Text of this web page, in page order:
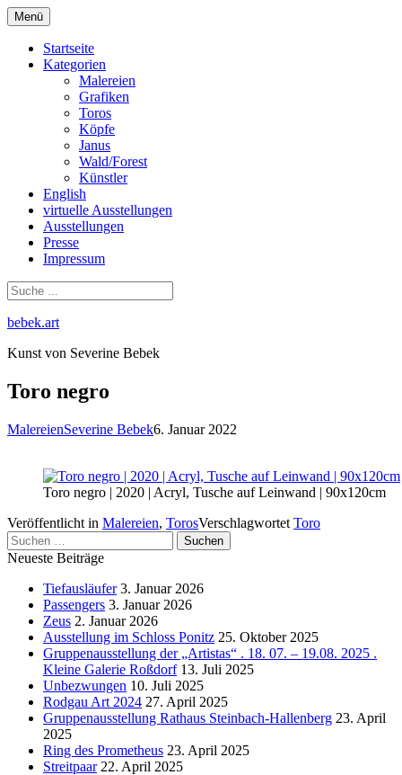
Zum
Inhalt
springen
Menü
Startseite
Kategorien
Malereien
Grafiken
Toros
Köpfe
Janus
Wald/Forest
Künstler
English
virtuelle Ausstellungen
Ausstellungen
Presse
Impressum
bebek.art
Kunst von Severine Bebek
Toro negro
MalereienSeverine Bebek6. Januar 2022
Toro negro | 2020 | Acryl, Tusche auf Leinwand | 90x120cm
Veröffentlicht in Malereien, TorosVerschlagwortet Toro
Suchen
nach:
Neueste Beiträge
Tiefausläufer 3. Januar 2026
Passengers 3. Januar 2026
Zeus 2. Januar 2026
Ausstellung im Schloss Ponitz 25. Oktober 2025
Gruppenausstellung der „Artistas“ . 18. 07. – 19.08. 2025 .
Kleine Galerie Roßdorf 13. Juli 2025
Unbezwungen 10. Juli 2025
Rodgau Art 2024 27. April 2025
Gruppenausstellung Rathaus Steinbach-Hallenberg 23. April
2025
Ring des Prometheus 23. April 2025
Streitpaar 22. April 2025